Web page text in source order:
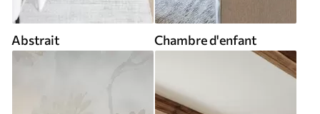
Abstrait Chambre d'enfant